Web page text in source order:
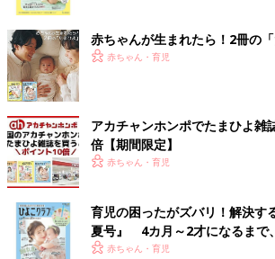
赤ちゃんが生まれたら！2冊の「
赤ちゃん・育児
アカチャンホンポでたまひよ雑
倍【期間限定】
赤ちゃん・育児
育児の困ったがズバリ！解決す
夏号』 4カ月～2才になるまで
いっぱい！
赤ちゃん・育児